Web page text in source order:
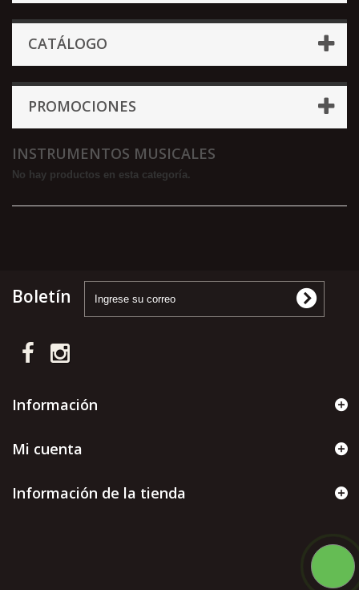
CATÁLOGO
PROMOCIONES
INSTRUMENTOS MUSICALES
No hay productos en esta categoría.
Boletín
Información
Mi cuenta
Información de la tienda